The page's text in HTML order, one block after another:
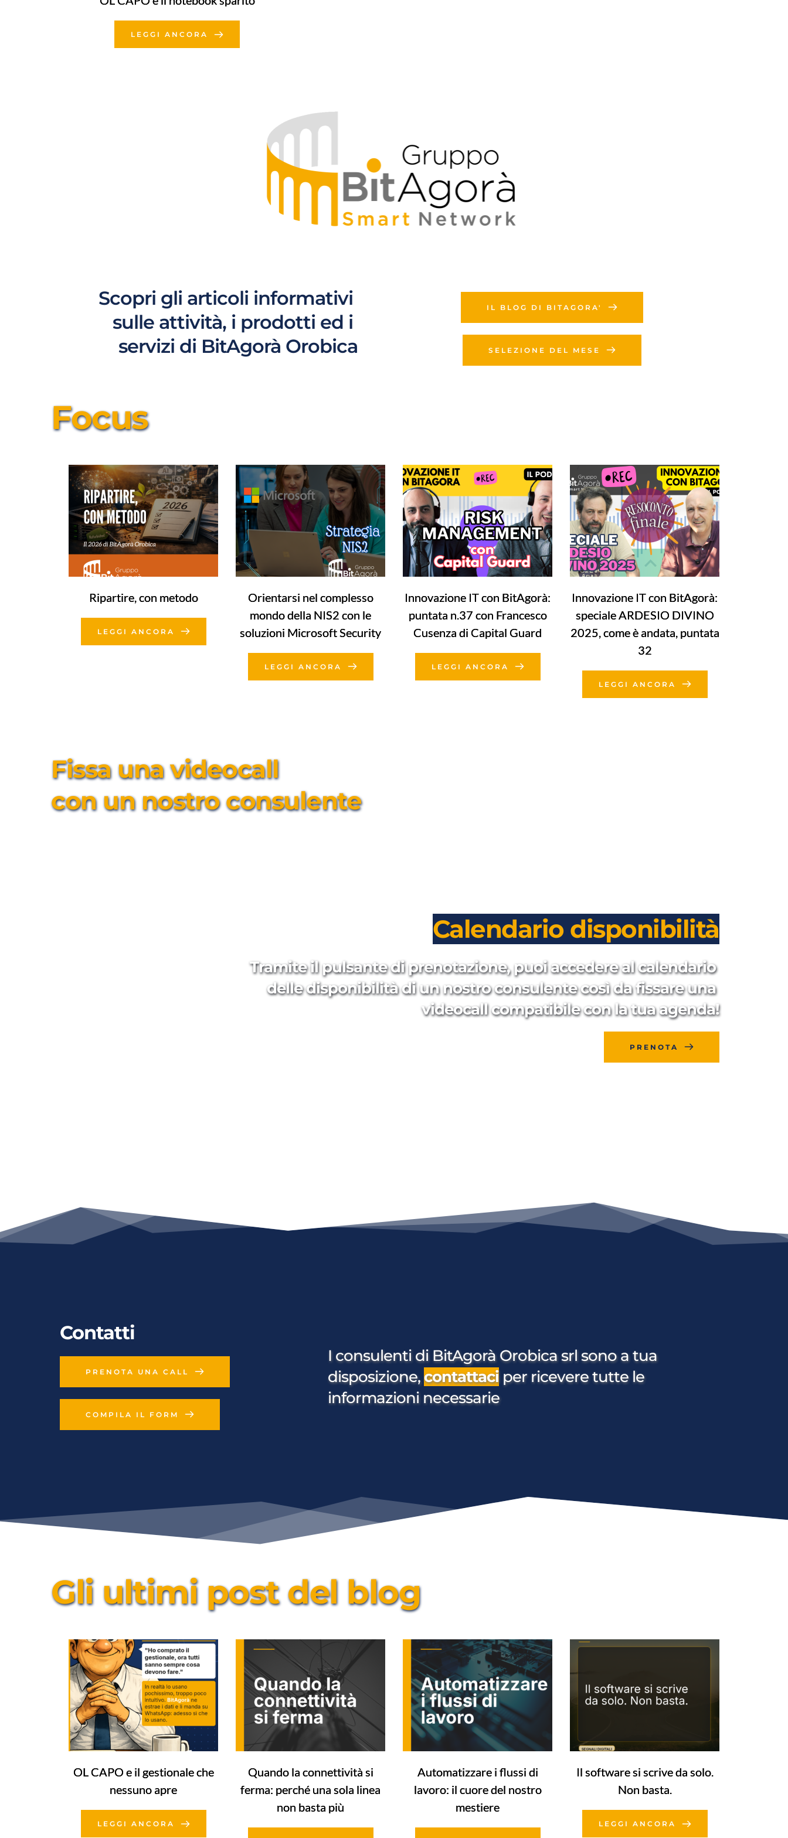
LEGGI ANCORA
Scopri gli articoli informativi
sulle attività, i prodotti ed i
servizi di BitAgorà Orobica
IL BLOG DI BITAGORA'
SELEZIONE DEL MESE
Focus
Ripartire, con metodo
LEGGI ANCORA
Orientarsi nel complesso
mondo della NIS2 con le
soluzioni Microsoft Security
LEGGI ANCORA
Innovazione IT con BitAgorà:
puntata n.37 con Francesco
Cusenza di Capital Guard
LEGGI ANCORA
Innovazione IT con BitAgorà:
speciale ARDESIO DIVINO
2025, come è andata, puntata
32
LEGGI ANCORA
Fissa una videocall
con un nostro consulente
Calendario disponibilità
Tramite il pulsante di prenotazione, puoi accedere al calendario
delle disponibilità di un nostro consulente così da fissare una
videocall compatibile con la tua agenda!
PRENOTA
Contatti
PRENOTA UNA CALL
COMPILA IL FORM
I consulenti di BitAgorà Orobica srl sono a tua
disposizione, contattaci per ricevere tutte le
informazioni necessarie
Gli ultimi post del blog
OL CAPO e il gestionale che
nessuno apre
LEGGI ANCORA
Quando la connettività si
ferma: perché una sola linea
non basta più
Automatizzare i flussi di
lavoro: il cuore del nostro
mestiere
Il software si scrive da solo.
Non basta.
LEGGI ANCORA